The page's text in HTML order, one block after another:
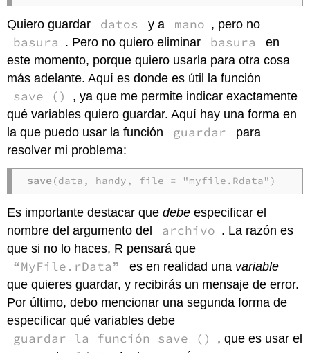
Quiero guardar datos y a mano , pero no
basura . Pero no quiero eliminar basura
en
este momento, porque quiero usarla para otra cosa
más adelante. Aquí es donde es útil la función
save ()
, ya que me permite indicar exactamente
qué variables quiero guardar. Aquí hay una forma en
la que puedo usar la función
guardar
para
resolver mi problema:
save(data, handy, file = "myfile.Rdata")
Es importante destacar quedebe especificar el
nombre del argumento del
archivo . La razón es
que si no lo haces, R pensará que
“MyFile.rData” es en realidad una variable
que quieres guardar, y recibirás un mensaje de error.
Por último, debo mencionar una segunda forma de
especificar qué variables debe
guardar la función save ()
, que es usar el